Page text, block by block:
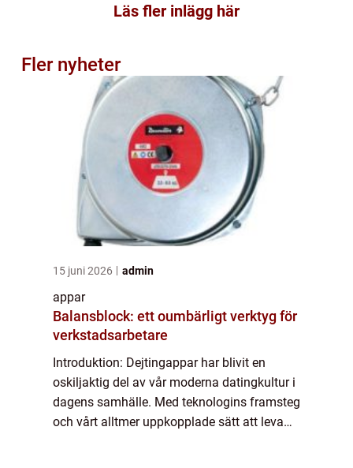
Läs fler inlägg här
Fler nyheter
15 juni 2026 admin
appar
Balansblock: ett oumbärligt verktyg för
verkstadsarbetare
Introduktion: Dejtingappar har blivit en
oskiljaktig del av vår moderna datingkultur i
dagens samhälle. Med teknologins framsteg
och vårt alltmer uppkopplade sätt att leva